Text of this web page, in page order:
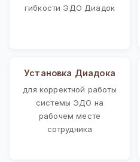
гибкости ЭДО Диадок
Установка Диадока
для корректной работы
системы ЭДО на
рабочем месте
сотрудника